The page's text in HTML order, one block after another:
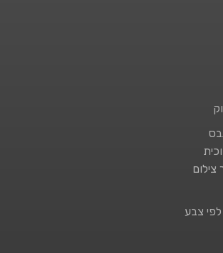
צילום
צבע